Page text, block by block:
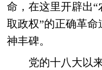
命，在这里开辟出
取政权”的正确革
神丰碑。
党的十八大以来